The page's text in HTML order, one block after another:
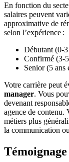
En fonction du
salaires peuvent
approximative de
selon l’expérience :
Débutant (0-
Confirmé (3-
Senior (5 ans
Votre carrière peut
manager. Vous
devenant
agence de contenu.
métiers plus
la communication
Témoignage